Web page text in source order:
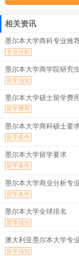
相关资讯
墨尔本大学商科专业推
专业分析
墨尔本大学商学院研究
留学须知
墨尔本大学硕士留学费用
留学费用
墨尔本大学商科硕士要
留学条件
墨尔本大学留学要求
留学条件
墨尔本大学商业分析专
留学条件
墨尔本大学全球排名
留学须知
澳大利亚墨尔本大学专
留学须知